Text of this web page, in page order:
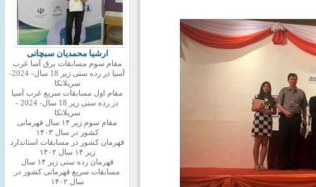
ارشیا محمدیان سبچانی
مقام سوم مسابقات برق آسا غرب
آسیا در رده سنی زیر 18 سال- 2024-
سریلانکا
مقام اول مسابقات سریع غرب آسیا
در رده سنی زیر 18 سال- 2024 -
سریلانکا
مقام سوم زیر ۱۴ سال قهرمانی
کشور در سال ۱۴۰۳
قهرمان کشور در مسابقات استاندارد
زیر ۱۴ سال ۱۴۰۲
قهرمان رده سنی زیر ۱۴ سال
مسابقات سریع قهرمانی کشور در
سال ۱۴۰۲